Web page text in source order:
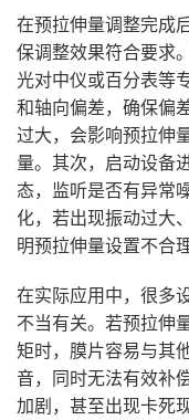
在预拉伸量调整完成
保调整效果符合要求
光对中仪或百分表等
和轴向偏差，确保偏
过大，会影响预拉伸
量。其次，启动设备
态，监听是否有异常
化，若出现振动过大
明预拉伸量设置不合
在实际应用中，很多
不当有关。若预拉伸
矩时，膜片容易与其
音，同时无法有效补
加剧，甚至出现卡死